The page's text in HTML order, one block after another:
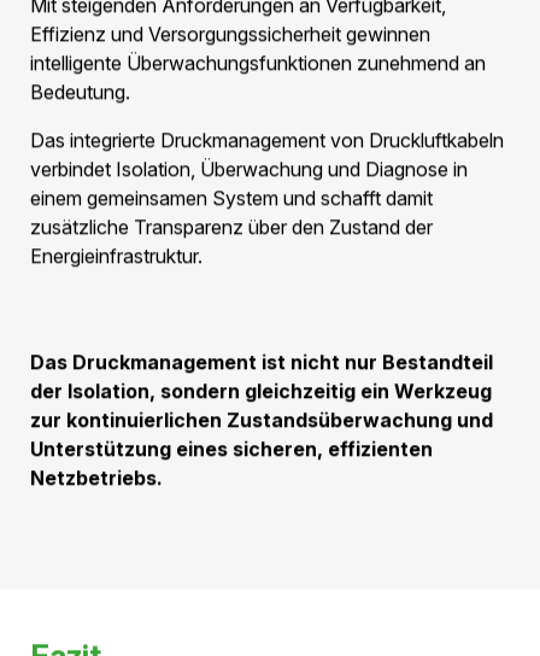
erhalten werden.
Schutz vor äusseren Einflüssen
Feuchtigkeit
Schmutz und Verunreinigungen
Mechanischen Belastungen
Dies trägt wesentlich zur langfristigen Stabilität des
Übertragungssystems bei.
Überwachung statt Vermutung
Dadurch stehen während des gesamten Betriebs